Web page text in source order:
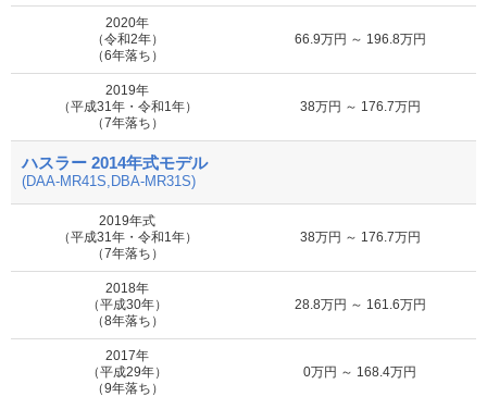
Fリミテッド 25.7万円 ～ 89.1万円
車買取査定
MOTA
に申込む
G
MOTA
に申込む
2020年
（令和2年）
（6年落ち）
66.9万円 ～ 196.8万円
2019年
（平成31年・令和1年）
（7年落ち）
38万円 ～ 176.7万円
ハスラー 2014年式モデル
(DAA-MR41S,DBA-MR31S)
2019年式
（平成31年・令和1年）
（7年落ち）
38万円 ～ 176.7万円
2018年
（平成30年）
（8年落ち）
28.8万円 ～ 161.6万円
2017年
（平成29年）
（9年落ち）
0万円 ～ 168.4万円